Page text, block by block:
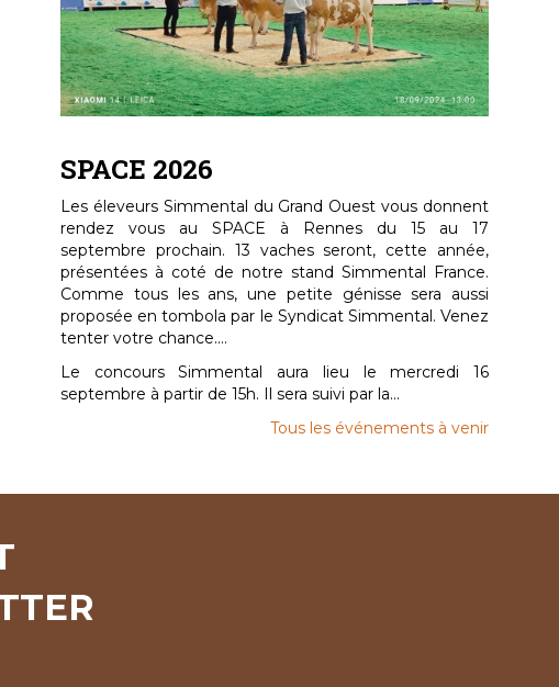
SPACE 2026
Les éleveurs Simmental du Grand Ouest vous donnent
rendez vous au SPACE à Rennes du 15 au 17
septembre prochain. 13 vaches seront, cette année,
présentées à coté de notre stand Simmental France.
Comme tous les ans, une petite génisse sera aussi
proposée en tombola par le Syndicat Simmental. Venez
tenter votre chance....
Le concours Simmental aura lieu le mercredi 16
septembre à partir de 15h. Il sera suivi par la...
Tous les événements à venir